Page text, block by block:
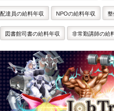
配達員の給料年収 NPOの給料年収 整
図書館司書の給料年収 非常勤講師の給